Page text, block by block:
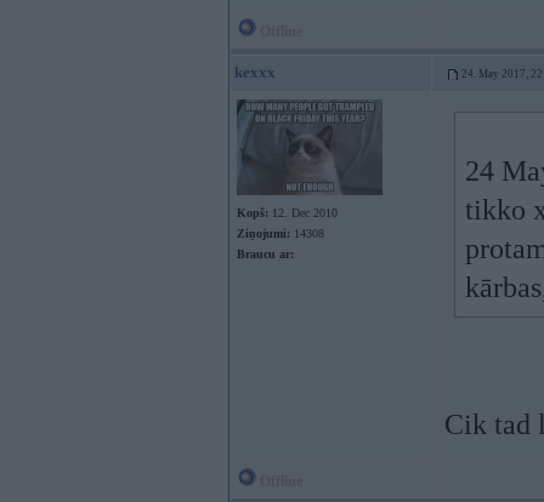
kexxx 24. May 2017,
Kopš: 12. Dec 2010
Ziņojumi: 14308
Braucu ar:
24
tikko
Cik tad